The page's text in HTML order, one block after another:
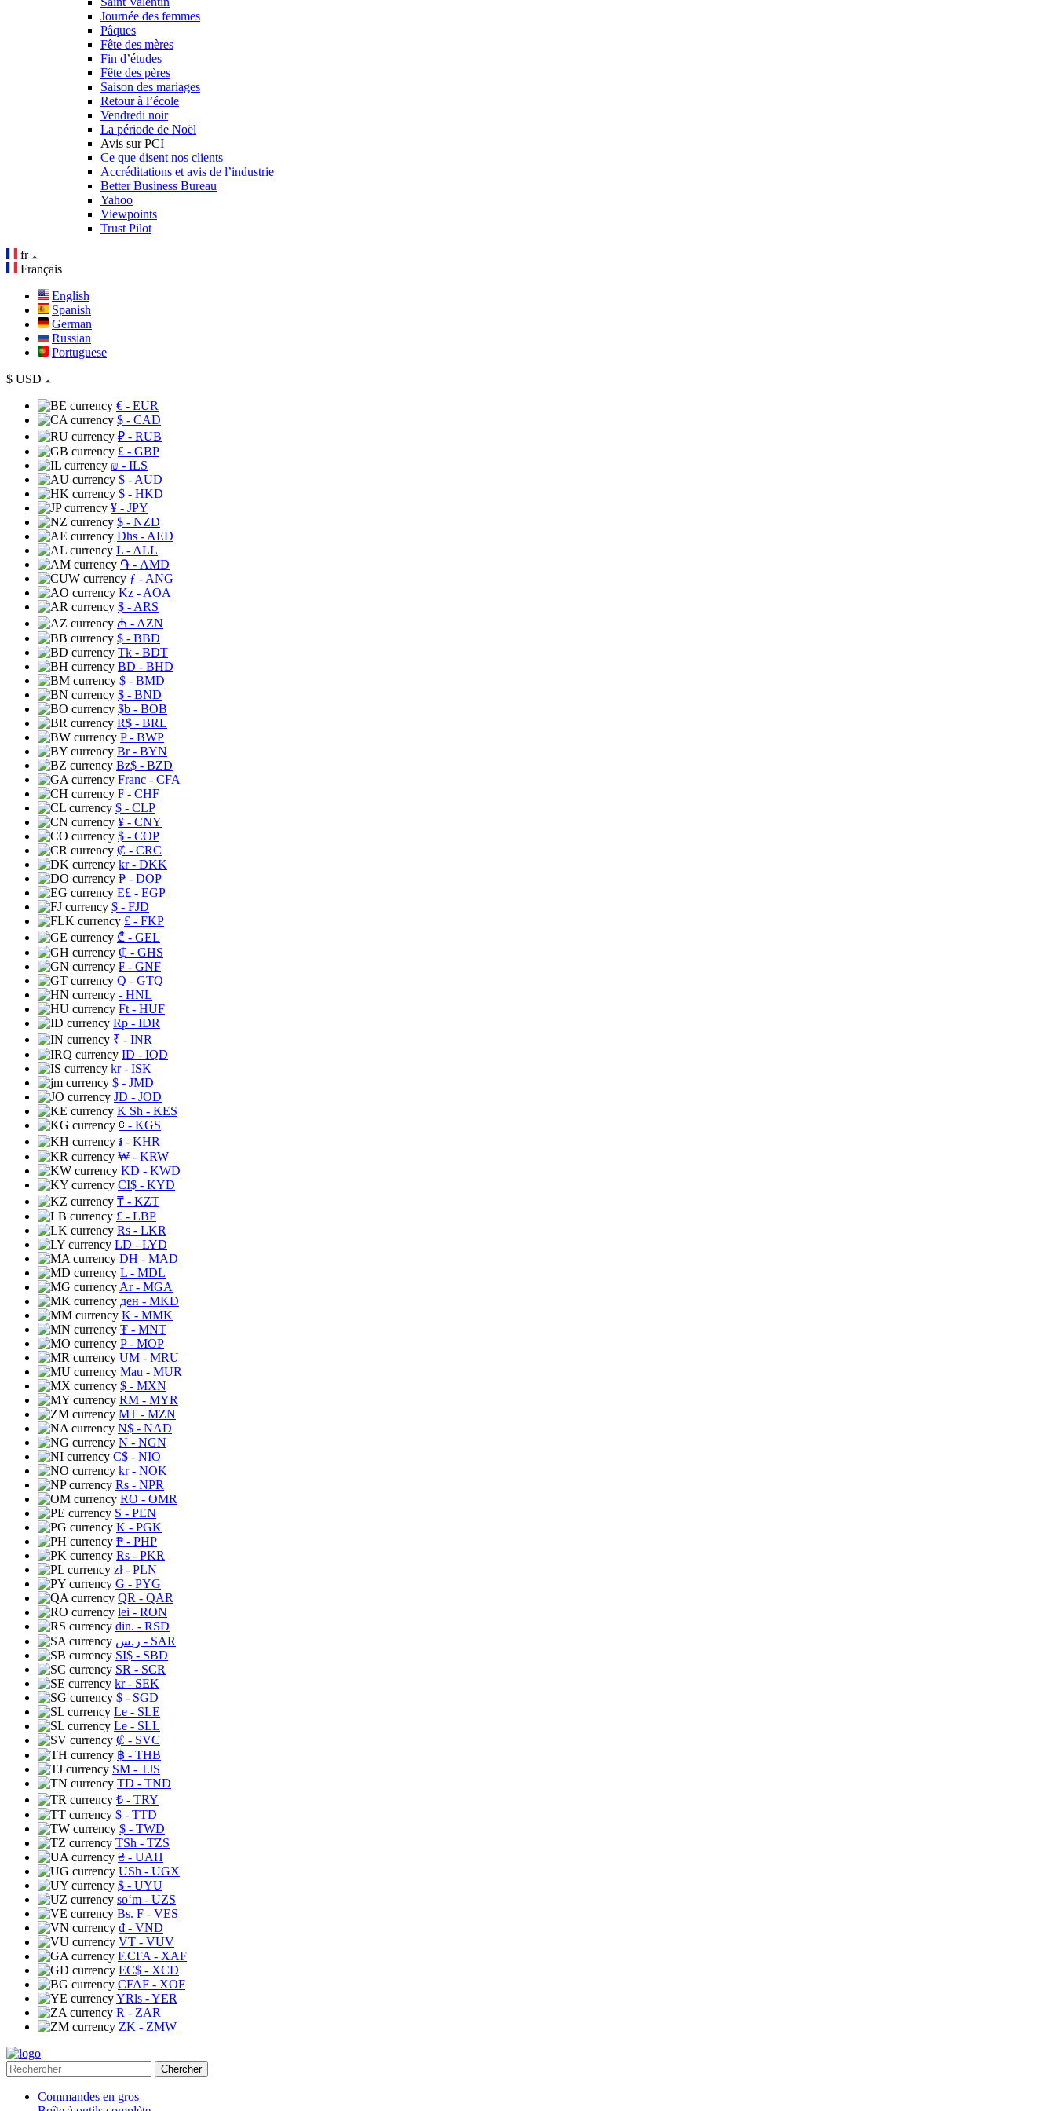
Journée des femmes
Pâques
Fête des mères
Fin d’études
Fête des pères
Saison des mariages
Retour à l’école
Vendredi noir
La période de Noël
Avis sur PCI
Ce que disent nos clients
Accréditations et avis de l’industrie
Better Business Bureau
Yahoo
Viewpoints
Trust Pilot
fr
Français
English
Spanish
German
Russian
Portuguese
$ USD
€ - EUR
$ - CAD
₽ - RUB
£ - GBP
₪ - ILS
$ - AUD
$ - HKD
¥ - JPY
$ - NZD
Dhs - AED
L - ALL
֏ - AMD
ƒ - ANG
Kz - AOA
$ - ARS
₼ - AZN
$ - BBD
Tk - BDT
BD - BHD
$ - BMD
$ - BND
$b - BOB
R$ - BRL
P- BWP
Br- BYN
Bz$ - BZD
Franc - CFA
₣ - CHF
$ - CLP
¥ - CNY
$ - COP
₡ - CRC
kr- DKK
₱ - DOP
E£ - EGP
$ - FJD
£ - FKP
₾ - GEL
₵ - GHS
₣ - GNF
Q - GTQ
- HNL
Ft - HUF
Rp - IDR
₹ - INR
ID - IQD
kr- ISK
$ - JMD
JD - JOD
K Sh - KES
⃀ - KGS
៛ - KHR
₩ - KRW
KD - KWD
CI$ - KYD
₸ - KZT
£ - LBP
Rs - LKR
LD - LYD
DH - MAD
L - MDL
Ar- MGA
ден - MKD
K - MMK
₮ - MNT
P- MOP
UM - MRU
Mau - MUR
$ - MXN
RM - MYR
MT - MZN
N$ - NAD
N - NGN
C$ - NIO
kr- NOK
Rs - NPR
RO - OMR
S - PEN
K - PGK
₱ - PHP
Rs - PKR
zł- PLN
G - PYG
QR - QAR
lei - RON
din. - RSD
ر.س - SAR
SI$ - SBD
SR - SCR
kr- SEK
$ - SGD
Le - SLE
Le - SLL
₡ - SVC
฿ - THB
ЅМ - TJS
TD - TND
₺ - TRY
$ - TTD
$ - TWD
TSh - TZS
₴ - UAH
USh - UGX
$ - UYU
soʻm - UZS
Bs. F - VES
₫ - VND
VT - VUV
F.CFA - XAF
EC$ - XCD
CFAF - XOF
YRls - YER
R - ZAR
ZK - ZMW
Chercher
Commandes en gros